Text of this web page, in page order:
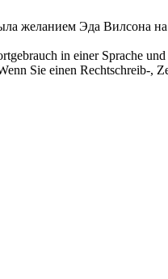
желанием Эда Вилсона
in einer Sprache
Sie einen Rechtschreib-,